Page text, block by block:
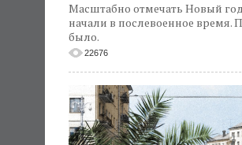
Масштабно отмечать Новый
начали в послевоенное время.
было.
22676